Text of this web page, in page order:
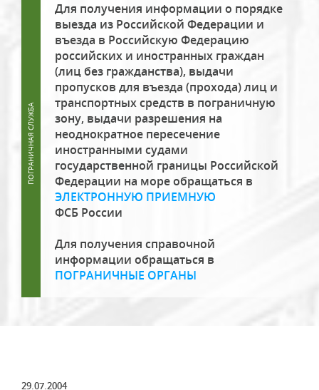
Для получения информации о порядке
выезда из Российской Федерации и
въезда в Российскую Федерацию
российских и иностранных граждан
(лиц без гражданства), выдачи
пропусков для въезда (прохода) лиц и
транспортных средств в пограничную
зону, выдачи разрешения на
неоднократное пересечение
иностранными судами
государственной границы Российской
Федерации на море обращаться в
ЭЛЕКТРОННУЮ ПРИЕМНУЮ
ФСБ России
Для получения справочной
информации обращаться в
ПОГРАНИЧНЫЕ ОРГАНЫ
29.07.2004